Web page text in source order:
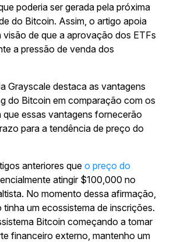
poderia ser gerada pela próxima
do Bitcoin. Assim, o artigo apoia
visão de que a aprovação dos ETFs
a pressão de venda dos
Grayscale destaca as vantagens
do Bitcoin em comparação com os
que essas vantagens fornecerão
para a tendência de preço do
anteriores que o preço do
atingir $100,000 no
No momento dessa afirmação,
um ecossistema de inscrições.
Bitcoin começando a tomar
financeiro externo, mantenho um